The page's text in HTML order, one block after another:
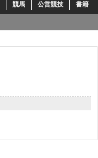
競馬 公営競技 書籍